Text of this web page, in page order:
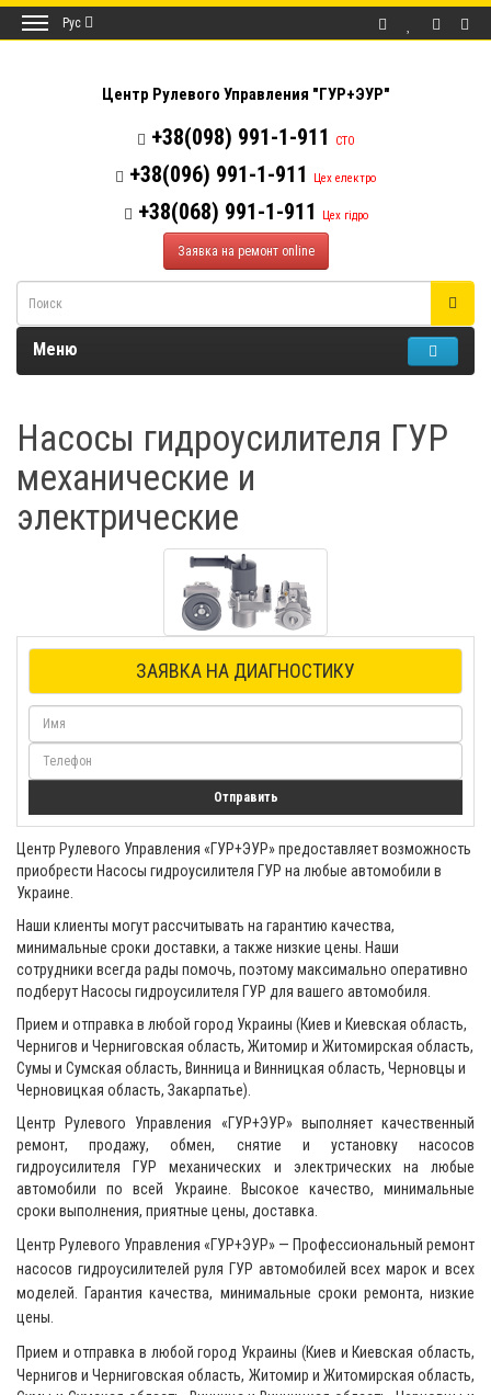
Рус
Центр Рулевого Управления "ГУР+ЭУР"
+38(098) 991-1-911 СТО
+38(096) 991-1-911 Цех електро
+38(068) 991-1-911 Цех гідро
Заявка на ремонт online
Меню
Насосы гидроусилителя ГУР
механические и
электрические
ЗАЯВКА НА ДИАГНОСТИКУ
Отправить
Центр Рулевого Управления «ГУР+ЭУР» предоставляет возможность
приобрести Насосы гидроусилителя ГУР на любые автомобили в
Украине.
Наши клиенты могут рассчитывать на гарантию качества,
минимальные сроки доставки, а также низкие цены. Наши
сотрудники всегда рады помочь, поэтому максимально оперативно
подберут Насосы гидроусилителя ГУР для вашего автомобиля.
Прием и отправка в любой город Украины (Киев и Киевская область,
Чернигов и Черниговская область, Житомир и Житомирская область,
Сумы и Сумская область, Винница и Винницкая область, Черновцы и
Черновицкая область, Закарпатье).
Центр Рулевого Управления «ГУР+ЭУР» выполняет качественный
ремонт, продажу, обмен, снятие и установку насосов
гидроусилителя ГУР механических и электрических на любые
автомобили по всей Украине. Высокое качество, минимальные
сроки выполнения, приятные цены, доставка.
Центр Рулевого Управления «ГУР+ЭУР» — Профессиональный ремонт
насосов гидроусилителей руля ГУР автомобилей всех марок и всех
моделей. Гарантия качества, минимальные сроки ремонта, низкие
цены.
Прием и отправка в любой город Украины (Киев и Киевская область,
Чернигов и Черниговская область, Житомир и Житомирская область,